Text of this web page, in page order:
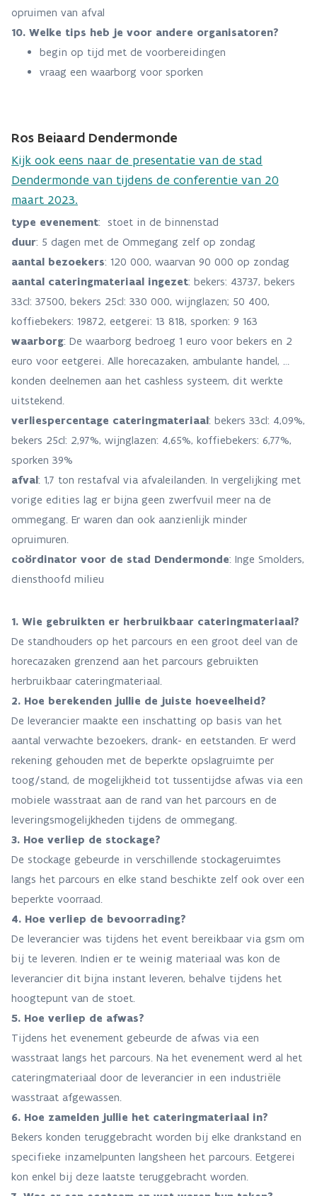
opruimen van afval
10. Welke tips heb je voor andere organisatoren?
begin op tijd met de voorbereidingen
vraag een waarborg voor sporken
Ros Beiaard Dendermonde
Kijk ook eens naar de presentatie van de stad
Dendermonde van tijdens de conferentie van 20
maart 2023.
type evenement: stoet in de binnenstad
duur: 5 dagen met de Ommegang zelf op zondag
aantal bezoekers: 120 000, waarvan 90 000 op zondag
aantal cateringmateriaal ingezet: bekers: 43737, bekers
33cl: 37500, bekers 25cl: 330 000, wijnglazen; 50 400,
koffiebekers: 19872, eetgerei: 13 818, sporken: 9 163
waarborg: De waarborg bedroeg 1 euro voor bekers en 2
euro voor eetgerei. Alle horecazaken, ambulante handel, …
konden deelnemen aan het cashless systeem, dit werkte
uitstekend.
verliespercentage cateringmateriaal: bekers 33cl: 4,09%,
bekers 25cl: 2,97%, wijnglazen: 4,65%, koffiebekers: 6,77%,
sporken 39%
afval: 1,7 ton restafval via afvaleilanden. In vergelijking met
vorige edities lag er bijna geen zwerfvuil meer na de
ommegang. Er waren dan ook aanzienlijk minder
opruimuren.
coördinator voor de stad Dendermonde: Inge Smolders,
diensthoofd milieu
1. Wie gebruikten er herbruikbaar cateringmateriaal?
De standhouders op het parcours en een groot deel van de
horecazaken grenzend aan het parcours gebruikten
herbruikbaar cateringmateriaal.
2. Hoe berekenden jullie de juiste hoeveelheid?
De leverancier maakte een inschatting op basis van het
aantal verwachte bezoekers, drank- en eetstanden. Er werd
rekening gehouden met de beperkte opslagruimte per
toog/stand, de mogelijkheid tot tussentijdse afwas via een
mobiele wasstraat aan de rand van het parcours en de
leveringsmogelijkheden tijdens de ommegang.
3. Hoe verliep de stockage?
De stockage gebeurde in verschillende stockageruimtes
langs het parcours en elke stand beschikte zelf ook over een
beperkte voorraad.
4. Hoe verliep de bevoorrading?
De leverancier was tijdens het event bereikbaar via gsm om
bij te leveren. Indien er te weinig materiaal was kon de
leverancier dit bijna instant leveren, behalve tijdens het
hoogtepunt van de stoet.
5. Hoe verliep de afwas?
​​​​​Tijdens het evenement gebeurde de afwas via een
wasstraat langs het parcours. Na het evenement werd al het
cateringmateriaal door de leverancier in een industriële
wasstraat afgewassen.
6. Hoe zamelden jullie het cateringmateriaal in?
Bekers konden teruggebracht worden bij elke drankstand en
specifieke inzamelpunten langsheen het parcours. Eetgerei
kon enkel bij deze laatste teruggebracht worden.